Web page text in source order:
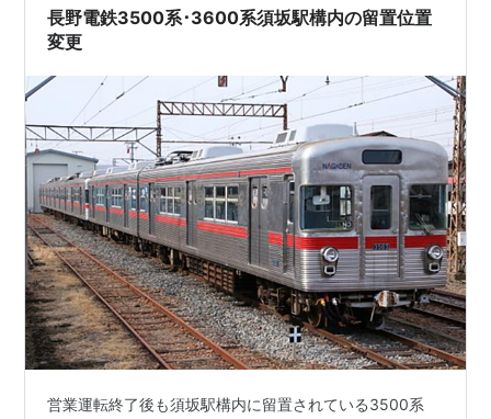
車両の邪魔にならない場所に再度移るでしょう。それと
も、その前に解体作業を終え…
長野電鉄3500系･3600系須坂駅構内の留置位置
変更
営業運転終了後も須坂駅構内に留置されている3500系